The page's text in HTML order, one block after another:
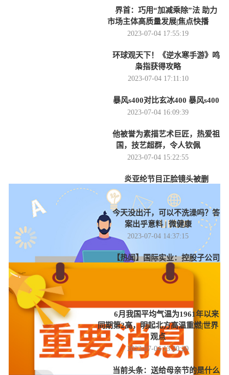
界首：巧用“加减乘除”法 助力
市场主体高质量发展|焦点快播
2023-07-04 17:55:19
环球观天下！《逆水寒手游》鸣
枭指获得攻略
2023-07-04 17:11:10
暴风s400对比玄冰400 暴风s400
2023-07-04 16:09:39
他被誉为素描艺术巨匠，热爱祖
国，技艺超群，令人钦佩
2023-07-04 15:22:55
炎亚纶节目正脸镜头被删
今天没出汗，可以不洗澡吗？答
案出乎意料 | 微健康
2023-07-04 14:37:15
【热闻】国际实业：控股子公司
拟投建4Gwh磷酸铁锂储能电池
PACK集成生产线项目
6月我国平均气温为1961年以来
同期第2高，明起北方高温重燃|世界
观点
2023-07-04 13:20:20
当前头条：送给母亲节的是什么